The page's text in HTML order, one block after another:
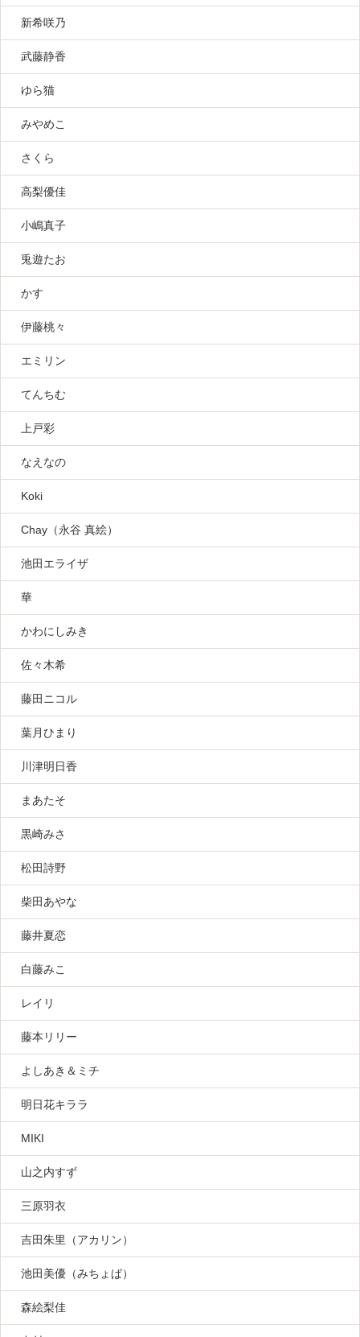
新希咲乃
武藤静香
ゆら猫
みやめこ
さくら
高梨優佳
小嶋真子
兎遊たお
かす
伊藤桃々
エミリン
てんちむ
上戸彩
なえなの
Koki
Chay（永谷 真絵）
池田エライザ
華
かわにしみき
佐々木希
藤田ニコル
葉月ひまり
川津明日香
まあたそ
黒崎みさ
松田詩野
柴田あやな
藤井夏恋
白藤みこ
レイリ
藤本リリー
よしあき＆ミチ
明日花キララ
MIKI
山之内すず
三原羽衣
吉田朱里（アカリン）
池田美優（みちょぱ）
森絵梨佳